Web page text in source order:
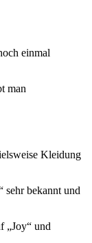
einmal
man
Kleidung
sehr bekannt und
„Joy“ und